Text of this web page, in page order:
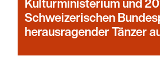
Schweizerischen
herausragender Tänzer